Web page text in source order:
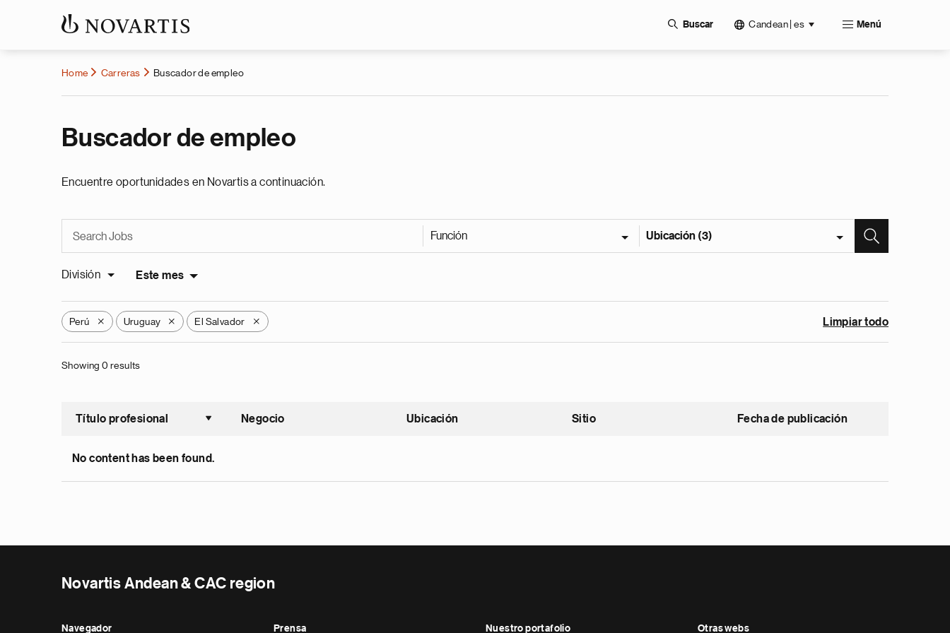
Buscar Candean | es Menú
Home Carreras Buscador de empleo
Buscador de empleo
Encuentre oportunidades en Novartis a continuación.
Función Ubicación (3)
División Este mes
Perú X Uruguay X El Salvador X Limpiar todo
Showing 0 results
Título profesional
Ordenar ascendente
Negocio Ubicación Sitio Fecha de publicación
No content has been found.
Novartis Andean & CAC region
Navegador Prensa Nuestro portafolio Otras webs